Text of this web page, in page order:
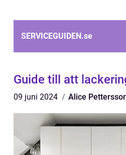
SERVICEGUIDEN.se
Guide till att
09 juni 2024 Alice